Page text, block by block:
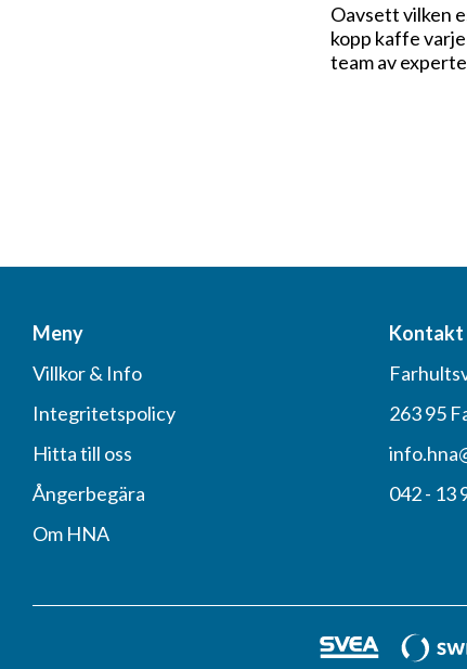
Oavsett vilken
kopp kaffe
team av
Meny
Villkor & Info
Integritetspolicy
Hitta till oss
Ångerbegära
Om HNA
Kontakt
263 95
042 - 13